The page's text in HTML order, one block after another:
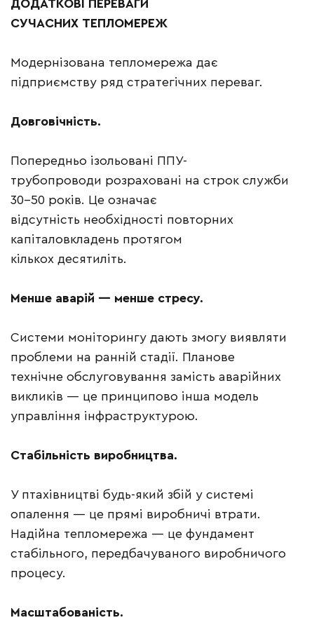
ДОДАТКОВІ ПЕРЕВАГИ
СУЧАСНИХ ТЕПЛОМЕРЕЖ
Модернізована тепломережа дає
підприємству ряд стратегічних переваг.
Довговічність.
Попередньо ізольовані ППУ-
трубопроводи розраховані на строк служби
30–50 років. Це означає
відсутність необхідності повторних
капіталовкладень протягом
кількох десятиліть.
Менше аварій — менше стресу.
Системи моніторингу дають змогу виявляти
проблеми на ранній стадії. Планове
технічне обслуговування замість аварійних
викликів — це принципово інша модель
управління інфраструктурою.
Стабільність виробництва.
У птахівництві будь-який збій у системі
опалення — це прямі виробничі втрати.
Надійна тепломережа — це фундамент
стабільного, передбачуваного виробничого
процесу.
Масштабованість.